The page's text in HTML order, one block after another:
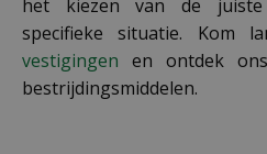
het kiezen van de
specifieke situatie. Kom
vestigingen en ontdek
bestrijdingsmiddelen.